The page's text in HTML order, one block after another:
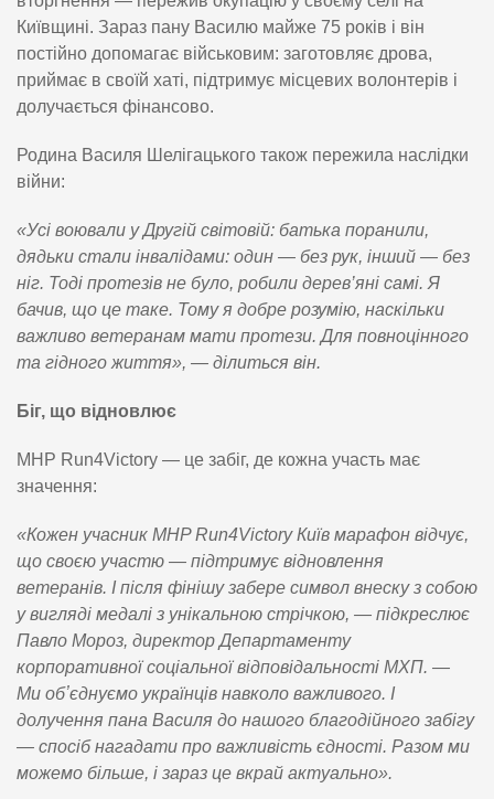
Київщині. Зараз пану Василю майже 75 років і він
постійно допомагає військовим: заготовляє дрова,
приймає в своїй хаті, підтримує місцевих волонтерів і
долучається фінансово.
Родина Василя Шелігацького також пережила наслідки
війни:
«Усі воювали у Другій світовій: батька поранили,
дядьки стали інвалідами: один — без рук, інший — без
ніг. Тоді протезів не було, робили дерев’яні самі. Я
бачив, що це таке. Тому я добре розумію, наскільки
важливо ветеранам мати протези. Для повноцінного
та гідного життя», — ділиться він.
Біг, що відновлює
MHP Run4Victory — це забіг, де кожна участь має
значення:
«Кожен учасник MHP Run4Victory Київ марафон відчує,
що своєю участю — підтримує відновлення
ветеранів. І після фінішу забере символ внеску з собою
у вигляді медалі з унікальною стрічкою, — підкреслює
Павло Мороз, директор Департаменту
корпоративної соціальної відповідальності МХП. —
Ми обʼєднуємо українців навколо важливого. І
долучення пана Василя до нашого благодійного забігу
— спосіб нагадати про важливість єдності. Разом ми
можемо більше, і зараз це вкрай актуально».